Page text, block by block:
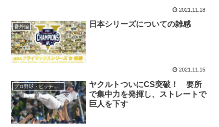
2021.11.18
番外編 日本シリーズについての雑感
2021.11.15
プロ野球・ピッチャー
ヤクルトついにCS突破！ 要所
で集中力を発揮し、ストレートで
巨人を下す